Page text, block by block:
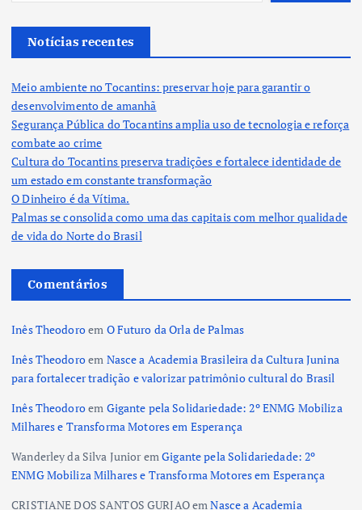
Notícias recentes
Meio ambiente no Tocantins: preservar hoje para garantir o
desenvolvimento de amanhã
Segurança Pública do Tocantins amplia uso de tecnologia e reforça
combate ao crime
Cultura do Tocantins preserva tradições e fortalece identidade de
um estado em constante transformação
O Dinheiro é da Vítima.
Palmas se consolida como uma das capitais com melhor qualidade
de vida do Norte do Brasil
Comentários
Inês Theodoroem O Futuro da Orla de Palmas
Inês Theodoroem Nasce a Academia Brasileira da Cultura Junina
para fortalecer tradição e valorizar patrimônio cultural do Brasil
Inês Theodoroem Gigante pela Solidariedade: 2º ENMG Mobiliza
Milhares e Transforma Motores em Esperança
Wanderley da Silva JunioremGigante pela Solidariedade: 2º
ENMG Mobiliza Milhares e Transforma Motores em Esperança
CRISTIANE DOS SANTOS GURJAOemNasce a Academia